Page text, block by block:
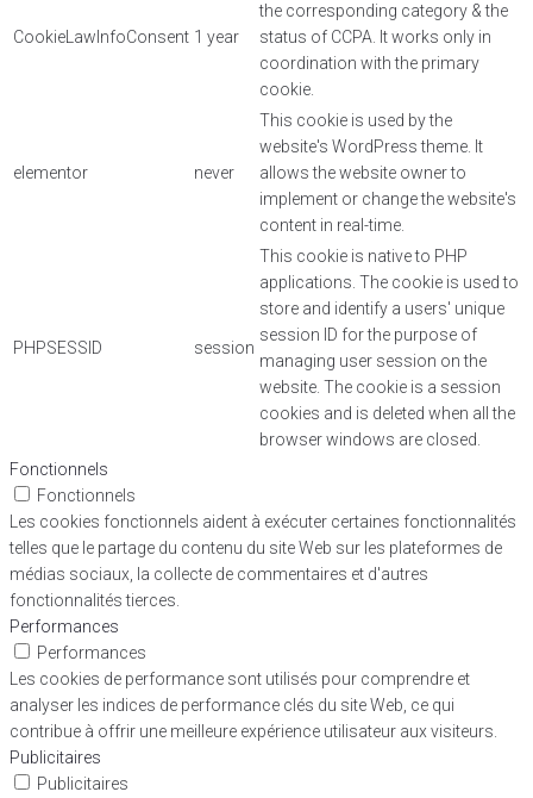
CookieLawInfoConsent 1 year
the corresponding category & the
status of CCPA. It works only in
coordination with the primary
cookie.
elementor never
This cookie is used by the
website's WordPress theme. It
allows the website owner to
implement or change the website's
content in real-time.
PHPSESSID session
This cookie is native to PHP
applications. The cookie is used to
store and identify a users' unique
session ID for the purpose of
managing user session on the
website. The cookie is a session
cookies and is deleted when all the
browser windows are closed.
Fonctionnels
Fonctionnels
Les cookies fonctionnels aident à exécuter certaines fonctionnalités
telles que le partage du contenu du site Web sur les plateformes de
médias sociaux, la collecte de commentaires et d'autres
fonctionnalités tierces.
Performances
Performances
Les cookies de performance sont utilisés pour comprendre et
analyser les indices de performance clés du site Web, ce qui
contribue à offrir une meilleure expérience utilisateur aux visiteurs.
Publicitaires
Publicitaires